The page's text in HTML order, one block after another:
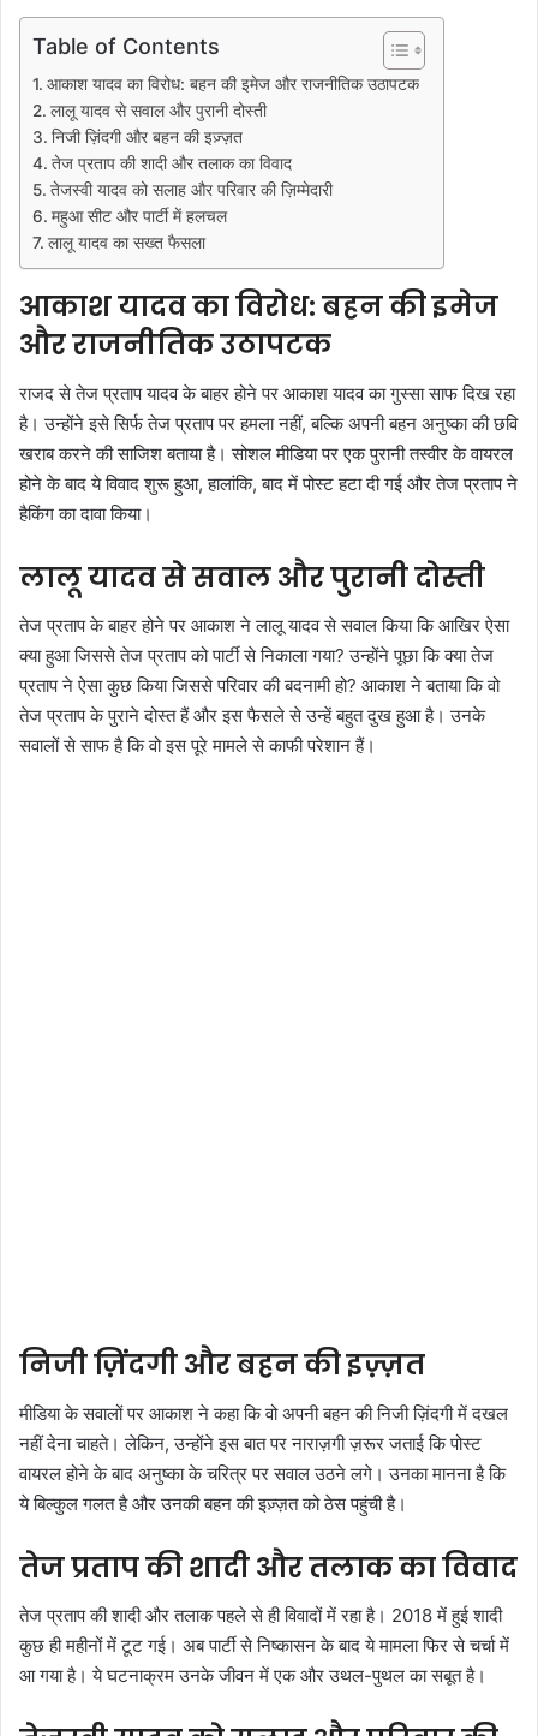
Table of Contents
आकाश यादव का विरोध: बहन की इमेज और राजनीतिक उठापटक
लालू यादव से सवाल और पुरानी दोस्ती
निजी ज़िंदगी और बहन की इज़्ज़त
तेज प्रताप की शादी और तलाक का विवाद
तेजस्वी यादव को सलाह और परिवार की ज़िम्मेदारी
महुआ सीट और पार्टी में हलचल
लालू यादव का सख्त फैसला
आकाश यादव का विरोध: बहन की इमेज
और राजनीतिक उठापटक
राजद से तेज प्रताप यादव के बाहर होने पर आकाश यादव का गुस्सा साफ दिख रहा
है। उन्होंने इसे सिर्फ तेज प्रताप पर हमला नहीं, बल्कि अपनी बहन अनुष्का की छवि
खराब करने की साजिश बताया है। सोशल मीडिया पर एक पुरानी तस्वीर के वायरल
होने के बाद ये विवाद शुरू हुआ, हालांकि, बाद में पोस्ट हटा दी गई और तेज प्रताप ने
हैकिंग का दावा किया।
लालू यादव से सवाल और पुरानी दोस्ती
तेज प्रताप के बाहर होने पर आकाश ने लालू यादव से सवाल किया कि आखिर ऐसा
क्या हुआ जिससे तेज प्रताप को पार्टी से निकाला गया? उन्होंने पूछा कि क्या तेज
प्रताप ने ऐसा कुछ किया जिससे परिवार की बदनामी हो? आकाश ने बताया कि वो
तेज प्रताप के पुराने दोस्त हैं और इस फैसले से उन्हें बहुत दुख हुआ है। उनके
सवालों से साफ है कि वो इस पूरे मामले से काफी परेशान हैं।
निजी ज़िंदगी और बहन की इज़्ज़त
मीडिया के सवालों पर आकाश ने कहा कि वो अपनी बहन की निजी ज़िंदगी में दखल
नहीं देना चाहते। लेकिन, उन्होंने इस बात पर नाराज़गी ज़रूर जताई कि पोस्ट
वायरल होने के बाद अनुष्का के चरित्र पर सवाल उठने लगे। उनका मानना है कि
ये बिल्कुल गलत है और उनकी बहन की इज़्ज़त को ठेस पहुंची है।
तेज प्रताप की शादी और तलाक का विवाद
तेज प्रताप की शादी और तलाक पहले से ही विवादों में रहा है। 2018 में हुई शादी
कुछ ही महीनों में टूट गई। अब पार्टी से निष्कासन के बाद ये मामला फिर से चर्चा में
आ गया है। ये घटनाक्रम उनके जीवन में एक और उथल-पुथल का सबूत है।